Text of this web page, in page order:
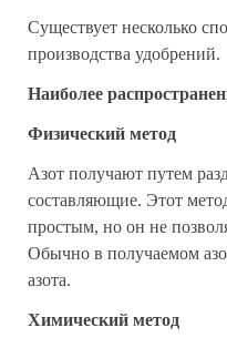
Существует несколько
производства удобрений.
Наиболее
Физический метод
Азот получают путем
составляющие. Этот
простым, но он не
Обычно в получаемом
азота.
Химический метод